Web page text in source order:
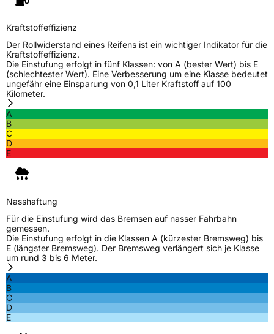
Rollgeräusch (Klasse)B
Rollgeräusch (dB)72
Fahrzeugklasse
Allgemeine Produktsicherheit (GPSR)
Herstellerkontakt
30159 Hannover Deutschland,
LLG_info@linglong.cn
Kraftstoffeffizienz
Der Rollwiderstand eines Reifens ist ein wichtiger Indikator für die
Kraftstoffeffizienz.
Die Einstufung erfolgt in fünf Klassen: von A (bester Wert) bis E
(schlechtester Wert). Eine Verbesserung um eine Klasse bedeutet
ungefähr eine Einsparung von 0,1 Liter Kraftstoff auf 100
Kilometer.
A
B
C
D
E
Nasshaftung
Für die Einstufung wird das Bremsen auf nasser Fahrbahn
gemessen.
Die Einstufung erfolgt in die Klassen A (kürzester Bremsweg) bis
E (längster Bremsweg). Der Bremsweg verlängert sich je Klasse
um rund 3 bis 6 Meter.
A
B
C
D
E